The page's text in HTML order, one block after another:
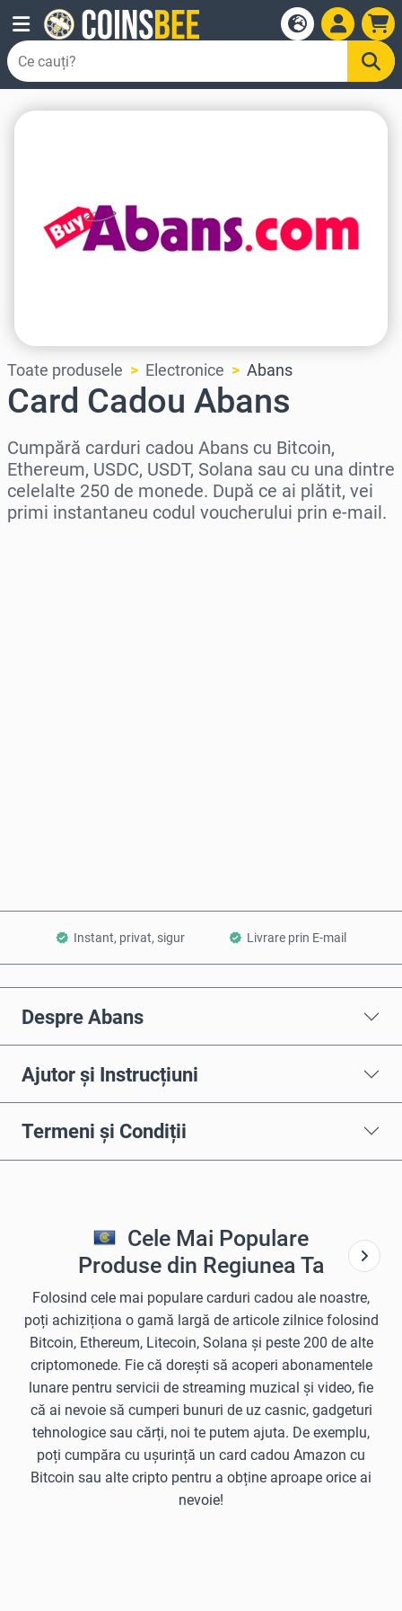
Toate produsele Electronice Abans
Card Cadou Abans
Cumpără carduri cadou Abans cu Bitcoin,
Ethereum, USDC, USDT, Solana sau cu una dintre
celelalte 250 de monede. După ce ai plătit, vei
primi instantaneu codul voucherului prin e-mail.
Instant, privat, sigur Livrare prin E-mail
Despre Abans
Ajutor și Instrucțiuni
Termeni și Condiții
Cele Mai Populare
Produse din Regiunea Ta
Folosind cele mai populare carduri cadou ale noastre,
poți achiziționa o gamă largă de articole zilnice folosind
Bitcoin, Ethereum, Litecoin, Solana și peste 200 de alte
criptomonede. Fie că dorești să acoperi abonamentele
lunare pentru servicii de streaming muzical și video, fie
că ai nevoie să cumperi bunuri de uz casnic, gadgeturi
tehnologice sau cărți, noi te putem ajuta. De exemplu,
poți cumpăra cu ușurință un card cadou Amazon cu
Bitcoin sau alte cripto pentru a obține aproape orice ai
nevoie!